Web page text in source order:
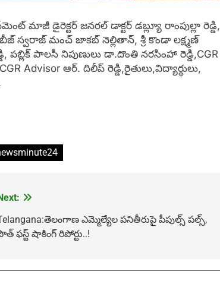
మాజీ డైరెక్టర్ జనరల్ డాక్టర్ డబ్ల్యూ రాంపుల్లా రెడ్డి,
స్వరాజ్ మంచ్ జాకబ్ నెల్లితాన్, శ్రీ కొండా లక్ష్మణ్
పాలసీ నిపుణులు డా.దొంతి నరసింహా రెడ్డి,CGR
CGR Advisor ఆర్. దిలీప్ రెడ్డి,రైతులు,విద్యార్థులు,
ఎమ్మెల్యేల ప‌నితీరుపై పీపుల్స్ ప‌ల్స్,
ఫ‌స్ట్ షాకింగ్ రిపోర్టు..!